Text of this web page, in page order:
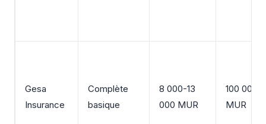
Gesa
Insurance
Complète
basique
8 000-13
000 MUR
100 000
MUR